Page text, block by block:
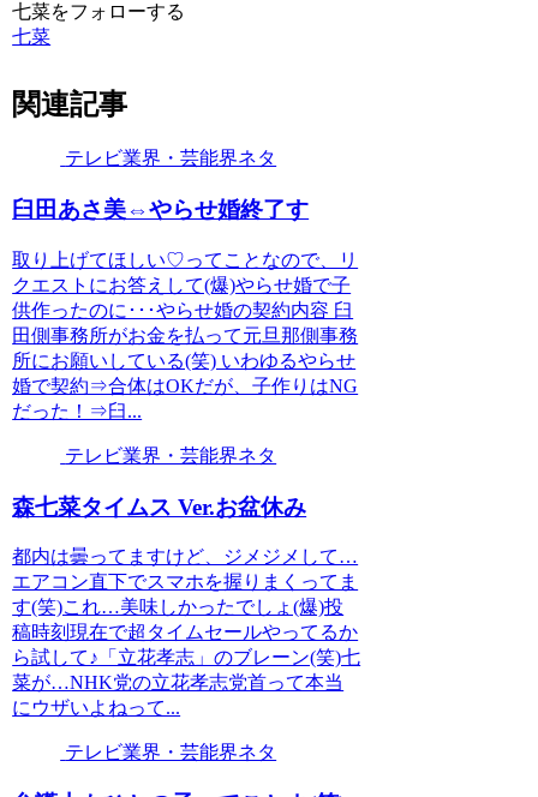
七菜をフォローする
七菜
関連記事
テレビ業界・芸能界ネタ
臼田あさ美⇔やらせ婚終了す
取り上げてほしい♡ってことなので、リ
クエストにお答えして(爆)やらせ婚で子
供作ったのに･･･やらせ婚の契約内容 臼
田側事務所がお金を払って元旦那側事務
所にお願いしている(笑) いわゆるやらせ
婚で契約⇒合体はOKだが、子作りはNG
だった！⇒臼...
テレビ業界・芸能界ネタ
森七菜タイムス Ver.お盆休み
都内は曇ってますけど、ジメジメして…
エアコン直下でスマホを握りまくってま
す(笑)これ…美味しかったでしょ(爆)投
稿時刻現在で超タイムセールやってるか
ら試して♪「立花孝志」のブレーン(笑)七
菜が…NHK党の立花孝志党首って本当
にウザいよねって...
テレビ業界・芸能界ネタ